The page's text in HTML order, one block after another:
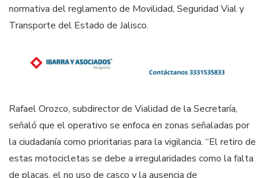
normativa del reglamento de Movilidad, Seguridad Vial y
Transporte del Estado de Jalisco.
Rafael Orozco, subdirector de Vialidad de la Secretaría,
señaló que el operativo se enfoca en zonas señaladas por
la ciudadanía como prioritarias para la vigilancia. “El retiro de
estas motocicletas se debe a irregularidades como la falta
de placas, el no uso de casco y la ausencia de